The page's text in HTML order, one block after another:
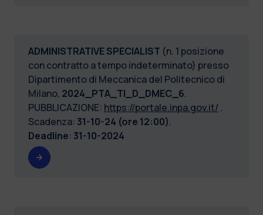
ADMINISTRATIVE SPECIALIST (n. 1 posizione
con contratto a tempo indeterminato) presso
Dipartimento di Meccanica del Politecnico di
Milano, 2024_PTA_TI_D_DMEC_6.
PUBBLICAZIONE: https://portale.inpa.gov.it/ .
Scadenza: 31-10-24 (ore 12:00).
Deadline: 31-10-2024